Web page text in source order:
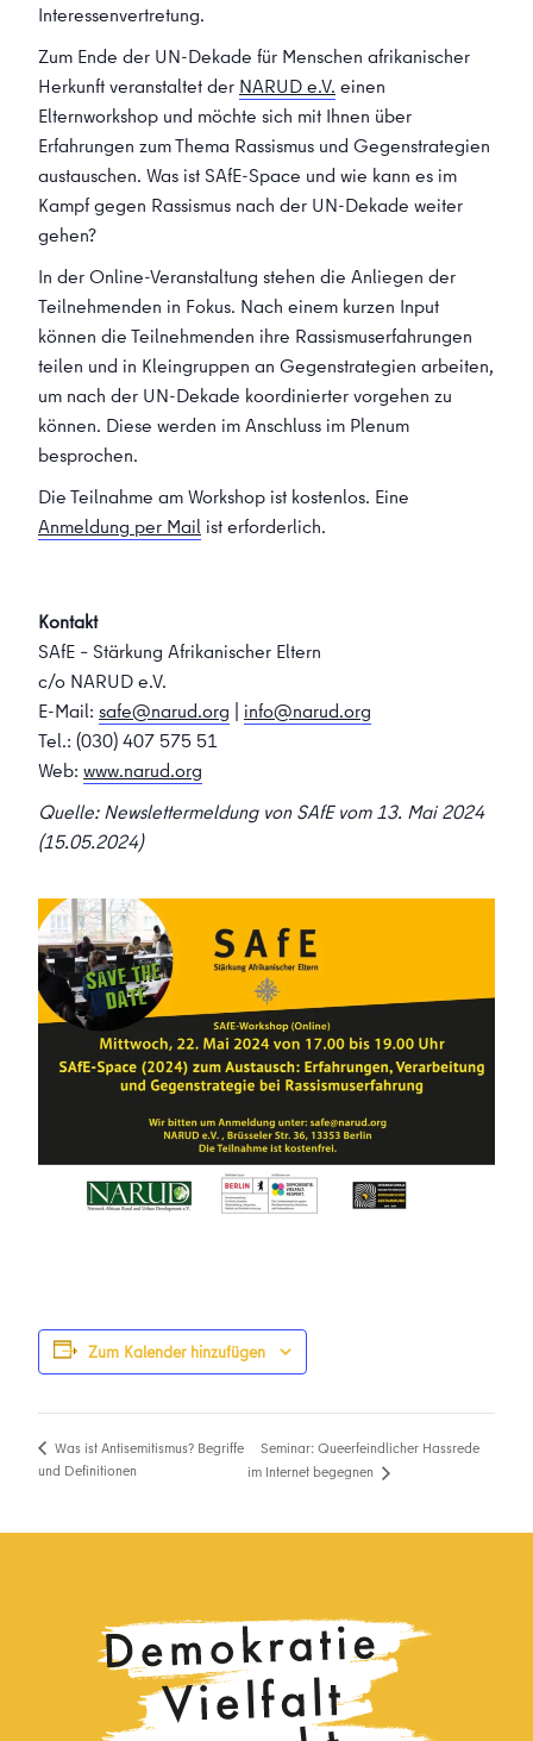
Interessenvertretung.
Zum Ende der UN-Dekade für Menschen afrikanischer
Herkunft veranstaltet der NARUD e.V. einen
Elternworkshop und möchte sich mit Ihnen über
Erfahrungen zum Thema Rassismus und Gegenstrategien
austauschen. Was ist SAfE-Space und wie kann es im
Kampf gegen Rassismus nach der UN-Dekade weiter
gehen?
In der Online-Veranstaltung stehen die Anliegen der
Teilnehmenden in Fokus. Nach einem kurzen Input
können die Teilnehmenden ihre Rassismuserfahrungen
teilen und in Kleingruppen an Gegenstrategien arbeiten,
um nach der UN-Dekade koordinierter vorgehen zu
können. Diese werden im Anschluss im Plenum
besprochen.
Die Teilnahme am Workshop ist kostenlos. Eine
Anmeldung per Mail ist erforderlich.
Kontakt
SAfE – Stärkung Afrikanischer Eltern
c/o NARUD e.V.
E-Mail: safe@narud.org | info@narud.org
Tel.: (030) 407 575 51
Web: www.narud.org
Quelle: Newslettermeldung von SAfE vom 13. Mai 2024
(15.05.2024)
Zum Kalender hinzufügen
Was ist Antisemitismus? Begriffe
und Definitionen
Seminar: Queerfeindlicher Hassrede
im Internet begegnen